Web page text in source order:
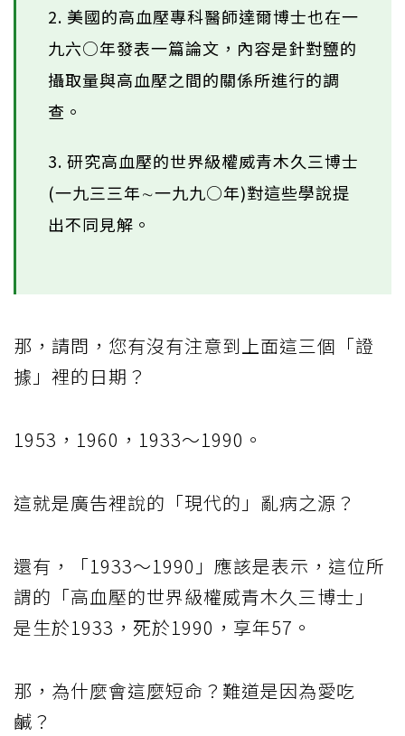
2. 美國的高血壓專科醫師達爾博士也在一
九六○年發表一篇論文，內容是針對鹽的
攝取量與高血壓之間的關係所進行的調
查。
3. 研究高血壓的世界級權威青木久三博士
(一九三三年∼一九九○年)對這些學說提
出不同見解。
那，請問，您有沒有注意到上面這三個「證
據」裡的日期？
1953，1960，1933～1990。
這就是廣告裡說的「現代的」亂病之源？
還有，「1933～1990」應該是表示，這位所
謂的「高血壓的世界級權威青木久三博士」
是生於1933，死於1990，享年57。
那，為什麼會這麼短命？難道是因為愛吃
鹹？